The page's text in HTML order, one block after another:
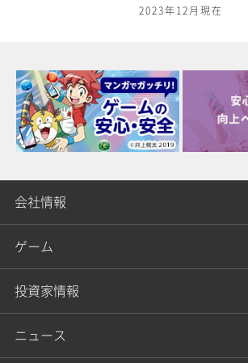
2023年12月現在
会社情報
ゲーム
投資家情報
ニュース